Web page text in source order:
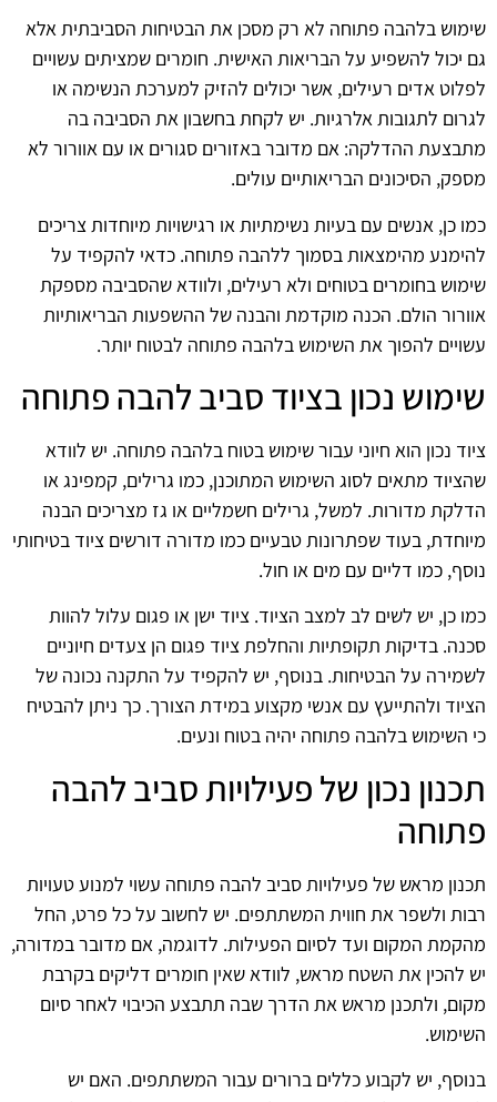
שימוש בלהבה פתוחה לא רק מסכן את הבטיחות הסביבתית אלא
גם יכול להשפיע על הבריאות האישית. חומרים שמציתים עשויים
לפלוט אדים רעילים, אשר יכולים להזיק למערכת הנשימה או
לגרום לתגובות אלרגיות. יש לקחת בחשבון את הסביבה בה
מתבצעת ההדלקה: אם מדובר באזורים סגורים או עם אוורור לא
מספק, הסיכונים הבריאותיים עולים.
כמו כן, אנשים עם בעיות נשימתיות או רגישויות מיוחדות צריכים
להימנע מהימצאות בסמוך ללהבה פתוחה. כדאי להקפיד על
שימוש בחומרים בטוחים ולא רעילים, ולוודא שהסביבה מספקת
אוורור הולם. הכנה מוקדמת והבנה של ההשפעות הבריאותיות
עשויים להפוך את השימוש בלהבה פתוחה לבטוח יותר.
שימוש נכון בציוד סביב להבה פתוחה
ציוד נכון הוא חיוני עבור שימוש בטוח בלהבה פתוחה. יש לוודא
שהציוד מתאים לסוג השימוש המתוכנן, כמו גרילים, קמפינג או
הדלקת מדורות. למשל, גרילים חשמליים או גז מצריכים הבנה
מיוחדת, בעוד שפתרונות טבעיים כמו מדורה דורשים ציוד בטיחותי
נוסף, כמו דליים עם מים או חול.
כמו כן, יש לשים לב למצב הציוד. ציוד ישן או פגום עלול להוות
סכנה. בדיקות תקופתיות והחלפת ציוד פגום הן צעדים חיוניים
לשמירה על הבטיחות. בנוסף, יש להקפיד על התקנה נכונה של
הציוד ולהתייעץ עם אנשי מקצוע במידת הצורך. כך ניתן להבטיח
כי השימוש בלהבה פתוחה יהיה בטוח ונעים.
תכנון נכון של פעילויות סביב להבה
פתוחה
תכנון מראש של פעילויות סביב להבה פתוחה עשוי למנוע טעויות
רבות ולשפר את חווית המשתתפים. יש לחשוב על כל פרט, החל
מהקמת המקום ועד לסיום הפעילות. לדוגמה, אם מדובר במדורה,
יש להכין את השטח מראש, לוודא שאין חומרים דליקים בקרבת
מקום, ולתכנן מראש את הדרך שבה תתבצע הכיבוי לאחר סיום
השימוש.
בנוסף, יש לקבוע כללים ברורים עבור המשתתפים. האם יש